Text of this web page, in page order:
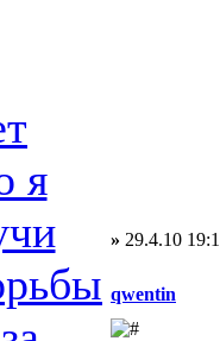
я
» 29.4.10
qwentin